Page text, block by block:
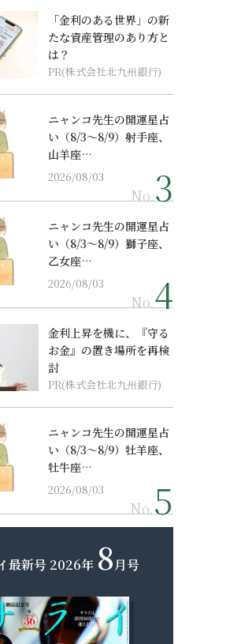
「金利のある世界」の新
たな資産管理のあり方と
は？
PR(株式会社北九州銀行)
ニャンコ先生の開運星占
い（8/3～8/9）射手座、
山羊座…
2026/08/03
No.
ニャンコ先生の開運星占
い（8/3～8/9）獅子座、
乙女座…
2026/08/03
No.
金利上昇を機に、『守る
お金』の置き場所を再検
討
PR(株式会社北九州銀行)
ニャンコ先生の開運星占
い（8/3～8/9）牡羊座、
牡牛座…
2026/08/03
No.
最新号 2026年 8月号